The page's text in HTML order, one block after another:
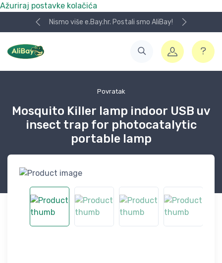
Ažuriraj postavke kolačića
Nismo više e.Bay.hr. Postali smo AliBay!
Povratak
Mosquito Killer lamp indoor USB uv
insect trap for photocatalytic
portable lamp